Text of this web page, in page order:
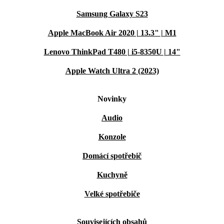
Design z titanu
Odemkni svou kreativitu jako nikdy předtím se svým novým
POŘIZUJ UMĚLECKÉ FOTOGRAFIE A ZACHYCUJ
SVÉ NEJKRÁSNĚJŠÍ OKAMŽIKY S
PROFESIONÁLNÍM SYSTÉMEM KAMER
Samsung Galaxy S23
Apple MacBook Air 2020 | 13.3" | M1
Lenovo ThinkPad T480 | i5-8350U | 14"
Apple Watch Ultra 2 (2023)
Novinky
Audio
Konzole
Domácí spotřebič
Kuchyně
Velké spotřebiče
Souvisejících obsahů